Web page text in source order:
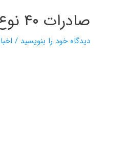
صادرات ۴۰ نوع محصول کشاورزی و روند رو به رشد آن
دیدگاه‌ خود را بنویسید /